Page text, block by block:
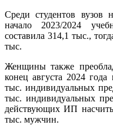
Среди студентов вузов
начало 2023/2024
составила 314,1 тыс.,
тыс.
Женщины также
конец августа 2024
тыс. индивидуальных
тыс. индивидуальных
действующих ИП
тыс. мужчин.